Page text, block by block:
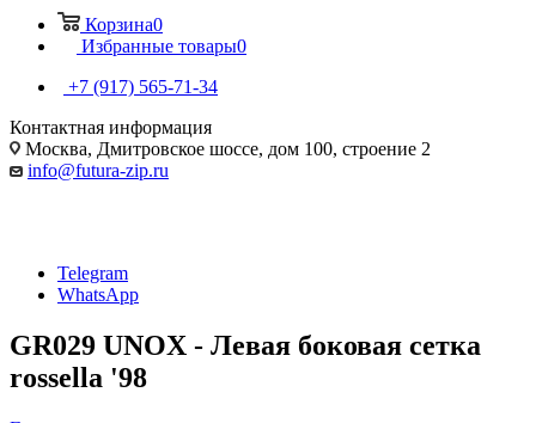
Корзина0
Избранные товары0
+7 (917) 565-71-34
Контактная информация
Москва, Дмитровское шоссе, дом 100, строение 2
info@futura-zip.ru
Telegram
WhatsApp
GR029 UNOX - Левая боковая сетка
rossella '98